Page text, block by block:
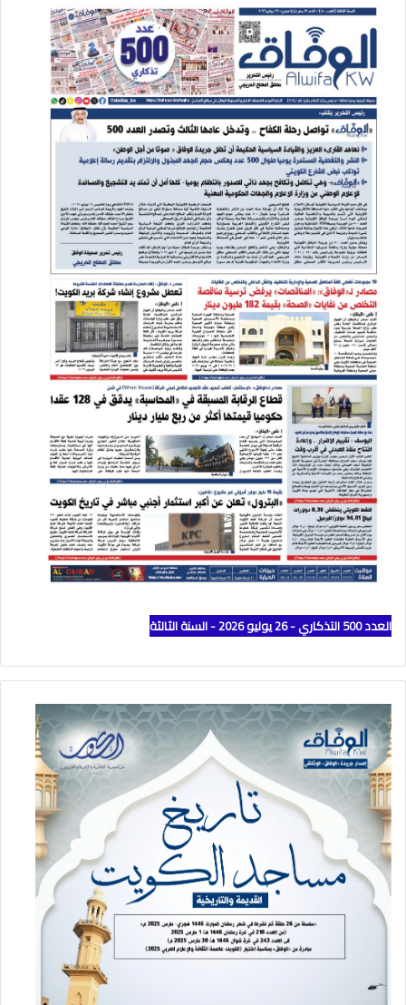
العدد 500 التذكاري - 26 يوليو 2026 - السنة الثالثة